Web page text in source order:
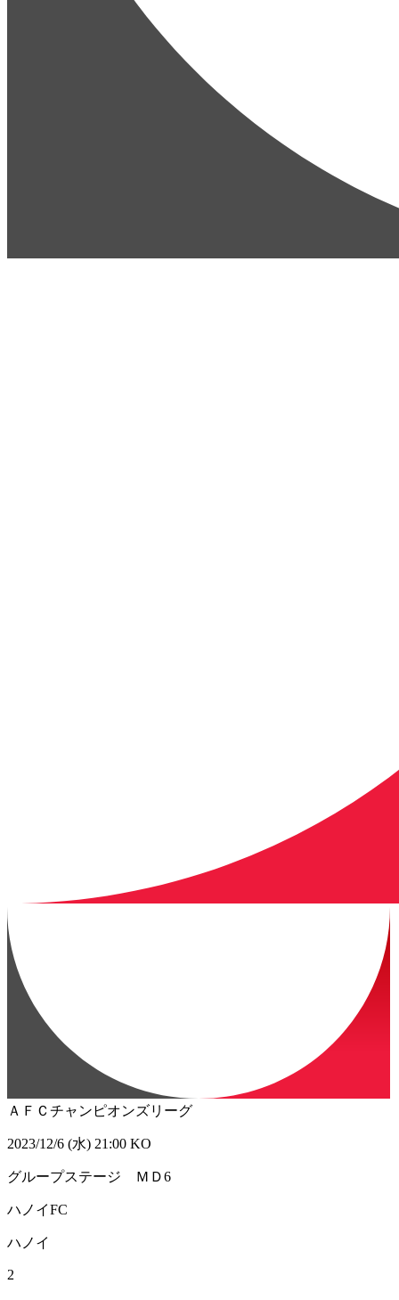
ＡＦＣチャンピオンズリーグ
2023/12/6 (水) 21:00 KO
グループステージ ＭＤ6
ハノイFC
ハノイ
2